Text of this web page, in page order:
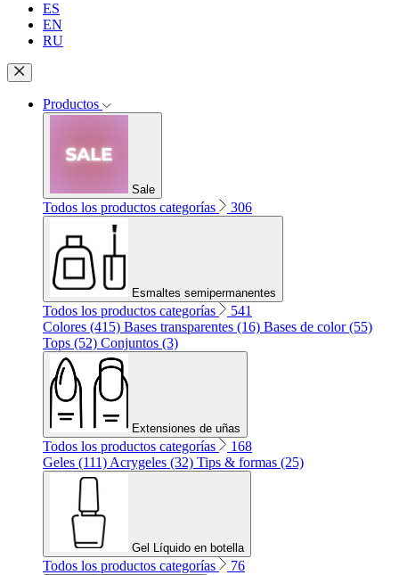
ES
EN
RU
Productos
Sale
Todos los productos categorías 306
Esmaltes semipermanentes
Todos los productos categorías
541
Colores (415) Bases transparentes (16) Bases de color (55)
Tops (52) Conjuntos (3)
Extensiones de uñas
Todos los productos categorías
168
Geles (111) Acrygeles (32) Tips & formas (25)
Gel Líquido en botella
Todos los productos categorías 76